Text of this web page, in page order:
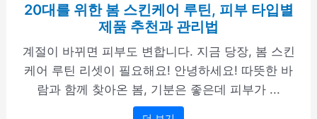
20대를 위한 봄 스킨케어 루틴, 피부 타입별
제품 추천과 관리법
계절이 바뀌면 피부도 변합니다. 지금 당장, 봄 스킨
케어 루틴 리셋이 필요해요! 안녕하세요! 따뜻한 바
람과 함께 찾아온 봄, 기분은 좋은데 피부가 ...